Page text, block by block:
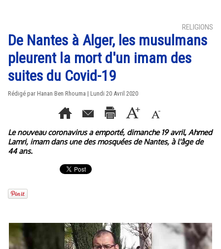
RELIGIONS
De Nantes à Alger, les musulmans
pleurent la mort d'un imam des
suites du Covid-19
Rédigé par Hanan Ben Rhouma | Lundi 20 Avril 2020
Le nouveau coronavirus a emporté, dimanche 19 avril, Ahmed
Lamri, imam dans une des mosquées de Nantes, à l'âge de
44 ans.